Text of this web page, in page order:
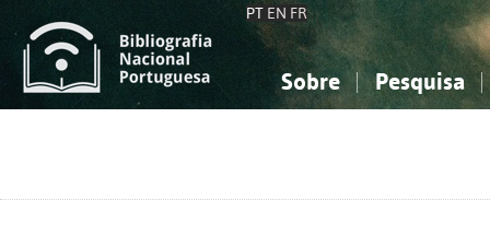
PT EN FR
Sobre Pesquisa